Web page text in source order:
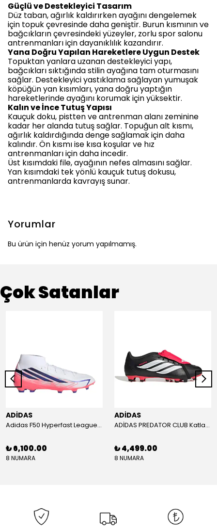
Güçlü ve Destekleyici Tasarım
Düz taban, ağırlık kaldırırken ayağını dengelemek
için topuk çevresinde daha geniştir. Burun kısmının ve
bağcıkların çevresindeki yüzeyler, zorlu spor salonu
antrenmanları için dayanıklılık kazandırır.
Yana Doğru Yapılan Hareketlere Uygun Destek
Topuktan yanlara uzanan destekleyici yapı,
bağcıkları sıktığında stilin ayağına tam oturmasını
sağlar. Destekleyici yastıklama sağlayan yumuşak
köpüğün yan kısımları, yana doğru yaptığın
hareketlerinde ayağını korumak için yüksektir.
Kalın ve İnce Tutuş Yapısı
Kauçuk doku, pistten ve antrenman alanı zeminine
kadar her alanda tutuş sağlar. Topuğun alt kısmı,
ağırlık kaldırdığında denge sağlamak için daha
kalındır. Ön kısmı ise kısa koşular ve hız
antrenmanları için daha incedir.
Üst kısımdaki file, ayağının nefes almasını sağlar.
Yan kısımdaki tek yönlü kauçuk tutuş dokusu,
antrenmanlarda kavrayış sunar.
Yorumlar
Bu ürün için henüz yorum yapılmamış.
Çok Satanlar
ADİDAS
Adidas F50 Hyperfast League Mid Erkek Krampon (IH7090)
₺ 6,100.00
8 NUMARA
ADİDAS
ADİDAS PREDATOR CLUB Katlanır Dilli Çim Saha/Çoklu Zemin Kramponu JR3330
₺ 4,499.00
8 NUMARA